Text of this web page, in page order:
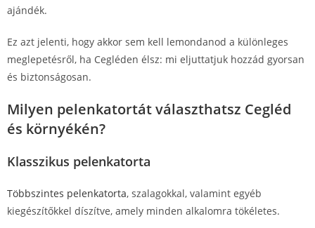
ajándék.
Ez azt jelenti, hogy akkor sem kell lemondanod a különleges
meglepetésről, ha Cegléden élsz: mi eljuttatjuk hozzád gyorsan
és biztonságosan.
Milyen pelenkatortát választhatsz Cegléd
és környékén?
Klasszikus pelenkatorta
Többszintes pelenkatorta, szalagokkal, valamint egyéb
kiegészítőkkel díszítve, amely minden alkalomra tökéletes.